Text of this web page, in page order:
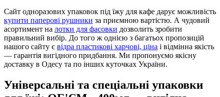
Сайт одноразових упаковок під їжу для кафе дарує можливість
купити паперові рушники за приємною вартістю. А чудовий
асортимент на лотки для фасовки дозволить зробити
правильний вибір. До того ж однією з багатьох пропозицій
нашого сайту є відра пластикові харчові, ціна і відмінна якість
— гарантія вигідного придбання. Ми пропонуємо якісну
доставку в Одесу та по інших куточках України.
Універсальні та спеціальні упаковки